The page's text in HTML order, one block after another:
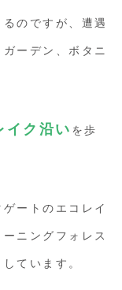
のですが、遭遇
ーデン、ボタニ
イク沿い を歩
ートのエコレイ
ニングフォレス
ています。